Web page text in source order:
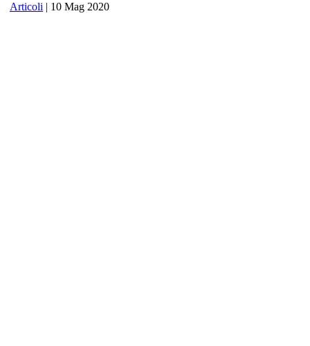
Articoli | 10 Mag 2020